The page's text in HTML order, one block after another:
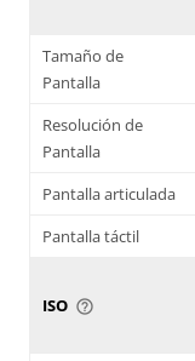
Tamaño de
Pantalla
Resolución de
Pantalla
Pantalla articulada
Pantalla táctil
ISO help_outline